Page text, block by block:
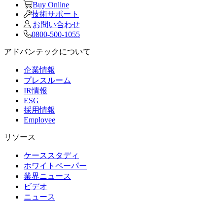
Buy Online
技術サポート
お問い合わせ
0800-500-1055
アドバンテックについて
企業情報
プレスルーム
IR情報
ESG
採用情報
Employee
リソース
ケーススタディ
ホワイトペーパー
業界ニュース
ビデオ
ニュース